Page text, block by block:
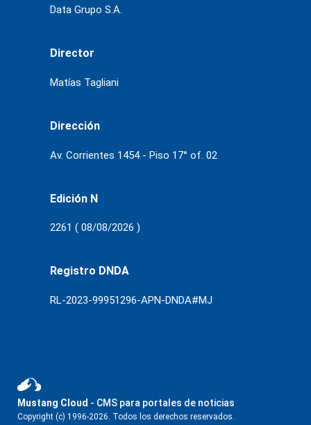
Data Grupo S.A.
Director
Matías Tagliani
Dirección
Av. Corrientes 1454 - Piso 17° of. 02
Edición N
2261 ( 08/08/2026 )
Registro DNDA
RL-2023-99951296-APN-DNDA#MJ
Mustang Cloud - CMS para portales de noticias
Copyright (c) 1996-2026. Todos los derechos reservados.